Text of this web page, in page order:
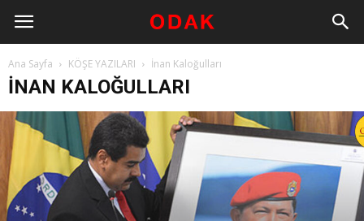
Ana Sayfa KÖŞE YAZILARI İnan Kaloğulları
İNAN KALOĞULLARI